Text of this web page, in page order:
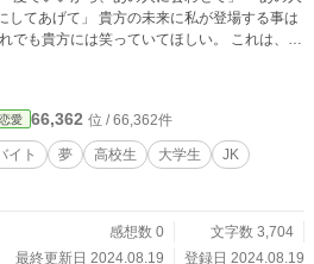
方の未来に私が登場する事は
も貴方には笑っていてほしい。 これは、
の甘酸っぱい物語。
恋愛 66,362 位 / 66,362件
イト 夢 高校生 大学生
JK
感想数 0
文字数 3,704
最終更新日 2024.08.19
登録日 2024.08.19